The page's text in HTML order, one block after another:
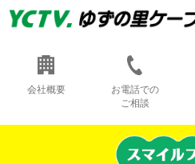
会社概要
お電話での
ご相談